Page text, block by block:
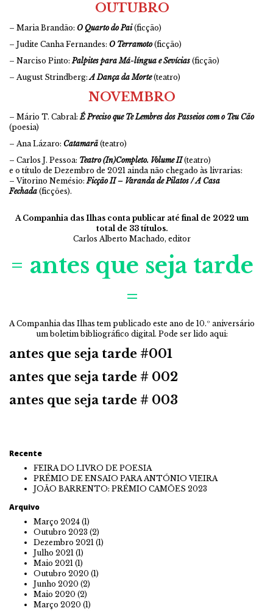
OUTUBRO
– Maria Brandão: O Quarto do Pai(ficção)
– Judite Canha Fernandes: O Terramoto(ficção)
– Narciso Pinto: Palpites para Má-língua e Sevícias (ficção)
– August Strindberg:A Dança da Morte(teatro)
NOVEMBRO
– Mário T. Cabral:É Preciso que Te Lembres dos Passeios com o Teu Cão
(poesia)
– Ana Lázaro: Catamarã (teatro)
– Carlos J. Pessoa: Teatro (In)Completo. Volume II(teatro)
e o título de Dezembro de 2021 ainda não chegado às livrarias:
– Vitorino Nemésio:Ficção II – Varanda de Pilatos / A Casa
Fechada (ficções).
A Companhia das Ilhas conta publicar até final de 2022 um
total de 33 títulos.
Carlos Alberto Machado, editor
= antes que seja tarde
=
A Companhia das Ilhas tem publicado este ano de 10.º aniversário
um boletim bibliográfico digital. Pode ser lido aqui:
antes que seja tarde #001
antes que seja tarde # 002
antes que seja tarde # 003
Recente
FEIRA DO LIVRO DE POESIA
PRÉMIO DE ENSAIO PARA ANTÓNIO VIEIRA
JOÃO BARRENTO: PRÉMIO CAMÕES 2023
Arquivo
Março 2024 (1)
Outubro 2023 (2)
Dezembro 2021 (1)
Julho 2021 (1)
Maio 2021 (1)
Outubro 2020 (1)
Junho 2020 (2)
Maio 2020 (2)
Março 2020 (1)